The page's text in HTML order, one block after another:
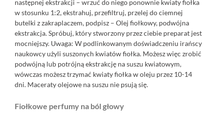
następnej ekstrakcji – wrzuć do niego ponownie kwiaty fiołka
w stosunku 1:2, ekstrahuj, przefiltruj, przelej do ciemnej
butelki z zakraplaczem, podpisz – Olej fiołkowy, podwójna
ekstrakcja. Spróbuj, który stworzony przez ciebie preparat jest
mocniejszy. Uwaga: W podlinkowanym doświadczeniu irańscy
naukowcy użyli suszonych kwiatów fiołka. Możesz więc zrobić
podwójną lub potrójną ekstrakcję na suszu kwiatowym,
wówczas możesz trzymać kwiaty fiołka w oleju przez 10-14
dni. Maceraty olejowe na suszu nie psują się.
Fiołkowe perfumy na ból głowy